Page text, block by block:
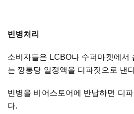
빈병처리
소비자들은 LCBO나 수퍼마켓에서
는 깡통당 일정액을 디파짓으로 낸
빈병을 비어스토어에 반납하면 디
다.